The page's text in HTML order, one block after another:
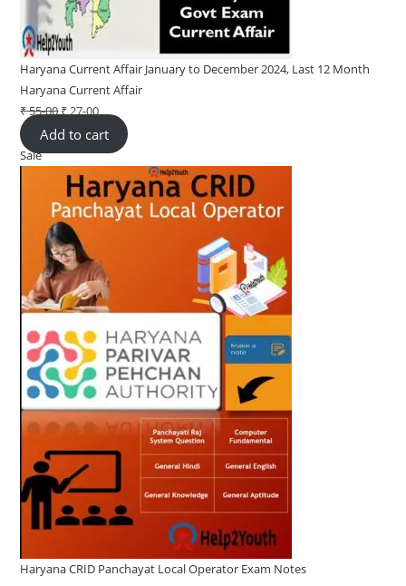
Haryana Current Affair January to December 2024, Last 12 Month
Haryana Current Affair
₹55-00Original
price
was:
₹ 55-
00.
₹27-00Current
price
is:
₹ 27-
00.
Add to cart
SaleProduct
sale
Haryana CRID Panchayat Local Operator Exam Notes